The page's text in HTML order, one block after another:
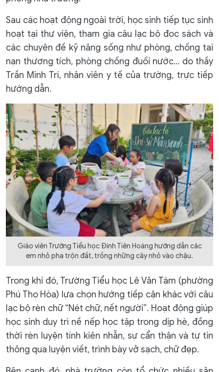
Sau các hoạt động ngoài trời, học sinh tiếp tục sinh
hoạt tại thư viện, tham gia câu lạc bộ đọc sách và
các chuyên đề kỹ năng sống như phòng, chống tai
nạn thương tích, phòng chống đuối nước... do thầy
Trần Minh Trí, nhân viên y tế của trường, trực tiếp
hướng dẫn.
Giáo viên Trường Tiểu học Đinh Tiên Hoàng hướng dẫn các
em nhỏ pha trộn đất, trồng những cây nhỏ vào chậu.
Trong khi đó, Trường Tiểu học Lê Văn Tám (phường
Phú Thọ Hòa) lựa chọn hướng tiếp cận khác với câu
lạc bộ rèn chữ “Nét chữ, nết người”. Hoạt động giúp
học sinh duy trì nề nếp học tập trong dịp hè, đồng
thời rèn luyện tính kiên nhẫn, sự cẩn thận và tự tin
thông qua luyện viết, trình bày vở sạch, chữ đẹp.